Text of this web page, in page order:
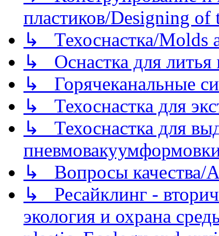
пластиков/Designing of
↳ Техоснастка/Molds
↳ Оснастка для литья
↳ Горячеканальные
↳ Техоснастка для
↳ Техоснастка для
↳ Вопросы качества/
↳ Ресайклинг -
экология и охрана